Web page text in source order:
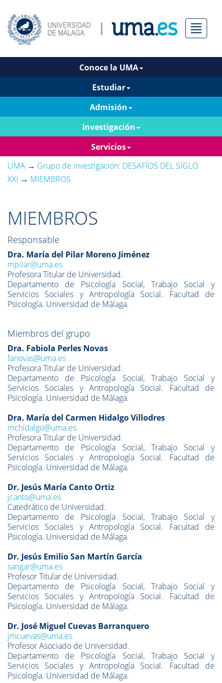
Menú
Conoce la UMA
Estudiar
Admisión
Investigación
Servicios
UMA → Grupo de investigación: DESAFÍOS DEL SIGLO
XXI → MIEMBROS
MIEMBROS
Responsable
Dra. María del Pilar Moreno Jiménez
mpilar@uma.es
Profesora Titular de Universidad.
Departamento de Psicología Social, Trabajo Social y
Servicios Sociales y Antropología Social. Facultad de
Psicología. Universidad de Málaga.
Miembros del grupo
Dra. Fabiola Perles Novas
fanovas@uma.es
Profesora Titular de Universidad.
Departamento de Psicología Social, Trabajo Social y
Servicios Sociales y Antropología Social. Facultad de
Psicología. Universidad de Málaga.
Dra. María del Carmen Hidalgo Villodres
mchidalgo@uma.es
Profesora Titular de Universidad.
Departamento de Psicología Social, Trabajo Social y
Servicios Sociales y Antropología Social. Facultad de
Psicología. Universidad de Málaga.
Dr. Jesús María Canto Ortiz
jcanto@uma.es
Catedrático de Universidad.
Departamento de Psicología Social, Trabajo Social y
Servicios Sociales y Antropología Social. Facultad de
Psicología. Universidad de Málaga.
Dr. Jesús Emilio San Martín García
sangar@uma.es
Profesor Titular de Universidad.
Departamento de Psicología Social, Trabajo Social y
Servicios Sociales y Antropología Social. Facultad de
Psicología. Universidad de Málaga.
Dr. José Miguel Cuevas Barranquero
jmcuevas@uma.es
Profesor Asociado de Universidad.
Departamento de Psicología Social, Trabajo Social y
Servicios Sociales y Antropología Social. Facultad de
Psicología. Universidad de Málaga.